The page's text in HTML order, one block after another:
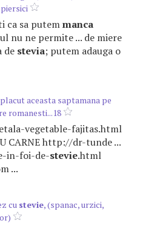
ca sa putemmanca
nu ne permite ... de miere
de stevia; putem adauga o
aceasta saptamana pe
romanesti...18
vegetable-fajitas.html
CARNE http://dr-tunde ...
in-foi-de-stevie.html
...
cu stevie, (spanac, urzici,